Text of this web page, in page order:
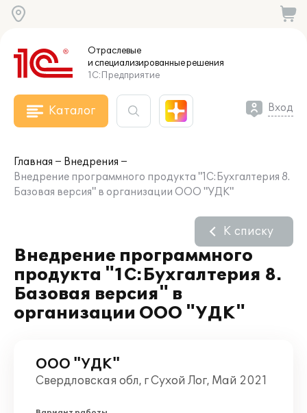
Отраслевые
и специализированныерешения
1С:Предприятие
Каталог Вход
Главная
Внедрения
Внедрение программного продукта "1С:Бухгалтерия 8.
Базовая версия" в организации ООО "УДК"
Внедрение программного
продукта "1С:Бухгалтерия 8.
Базовая версия" в
организации ООО "УДК"
К списку
ООО "УДК"
Свердловская обл, г Сухой Лог, Май 2021